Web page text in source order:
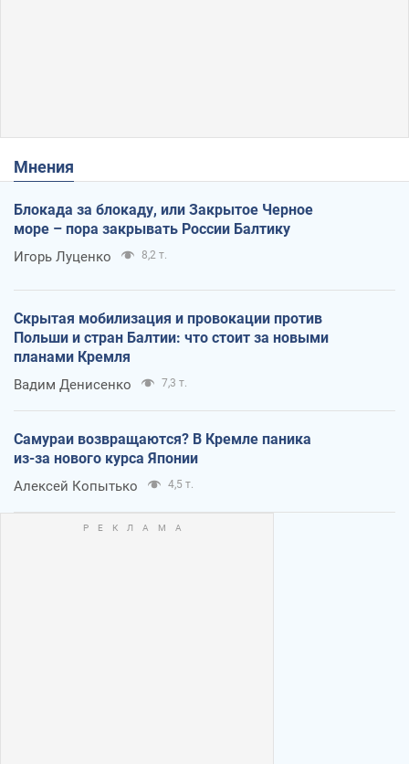
Мнения
Блокада за блокаду, или Закрытое Черное
море – пора закрывать России Балтику
Игорь Луценко 8,2 т.
Скрытая мобилизация и провокации против
Польши и стран Балтии: что стоит за новыми
планами Кремля
Вадим Денисенко 7,3 т.
Самураи возвращаются? В Кремле паника
из-за нового курса Японии
Алексей Копытько 4,5 т.